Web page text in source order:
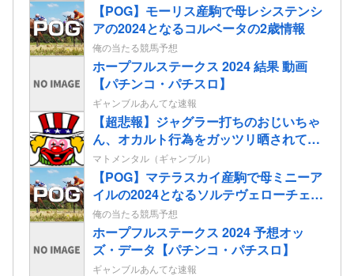
【POG】モーリス産駒で母レシステンシ
アの2024となるコルベータの2歳情報
俺の当たる競馬予想
ホープフルステークス 2024 結果 動画
【パチンコ・パチスロ】
ギャンブルあんてな速報
【超悲報】ジャグラー打ちのおじいちゃ
ん、オカルト行為をガッツリ晒されてし
まう…
マトメンタル（ギャンブル）
【POG】マテラスカイ産駒で母ミニーア
イルの2024となるソルテヴェローチェの
2歳情報
俺の当たる競馬予想
ホープフルステークス 2024 予想オッ
ズ・データ【パチンコ・パチスロ】
ギャンブルあんてな速報